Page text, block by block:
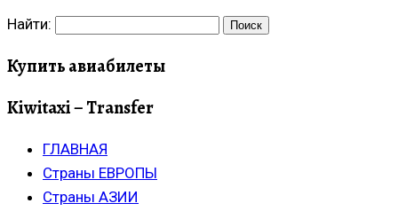
Найти:
Купить авиабилеты
Kiwitaxi – Transfer
ГЛАВНАЯ
Страны ЕВРОПЫ
Страны АЗИИ